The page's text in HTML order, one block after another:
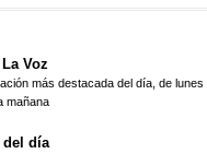
Voz
más destacada del día, de
mañana
día